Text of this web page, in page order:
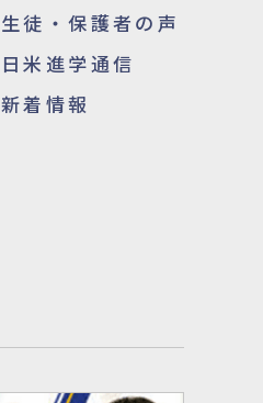
生徒・保護者の声
日米進学通信
新着情報